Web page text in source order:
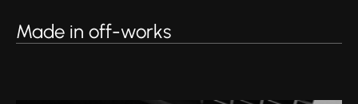
Made in off-works